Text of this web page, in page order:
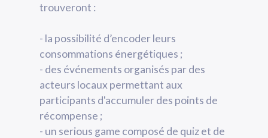
trouveront :
- la possibilité d’encoder leurs
consommations énergétiques ;
- des événements organisés par des
acteurs locaux permettant aux
participants d'accumuler des points de
récompense ;
- un serious game composé de quiz et de